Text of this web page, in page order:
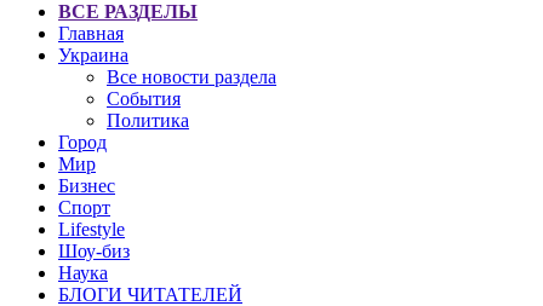
ВСЕ РАЗДЕЛЫ
Главная
Украина
Все новости раздела
События
Политика
Город
Мир
Бизнес
Спорт
Lifestyle
Шоу-биз
Наука
БЛОГИ ЧИТАТЕЛЕЙ